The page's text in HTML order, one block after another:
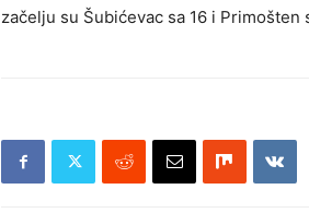
začelju su Šubićevac sa 16 i Primošten